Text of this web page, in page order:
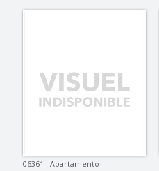
06361 - Apartamento